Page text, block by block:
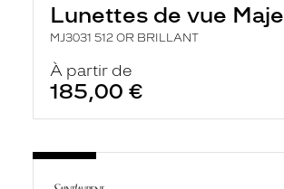
Lunettes de vue Maje
MJ3031 512 OR BRILLANT
À partir de
185,00 €